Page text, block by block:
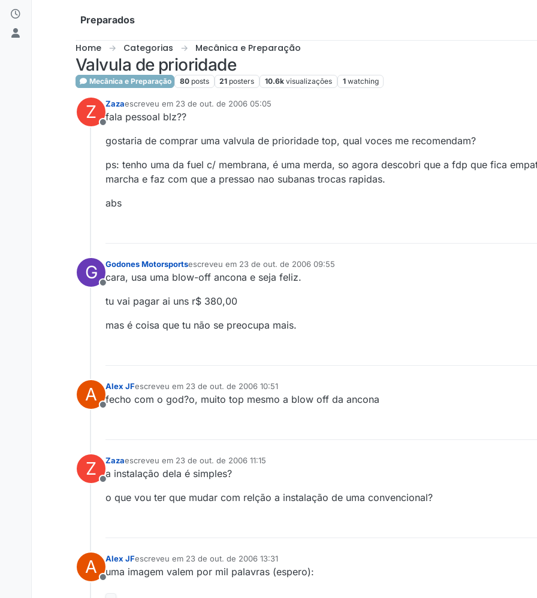
Skip to content
Preparados
Home Categorias Mecânica e Preparação
Valvula de prioridade
Mecânica e Preparação 80 posts 21 posters 10.6k visualizações 1 watching
Z
Offline
Zazaescreveu em 23 de out. de 2006 05:05
última edição por
fala pessoal blz??
gostaria de comprar uma valvula de prioridade top, qual voces me recomendam?
ps: tenho uma da fuel c/ membrana, é uma merda, so agora descobri que a fdp que fica
marcha e faz com que a pressao nao subanas trocas rapidas.
abs
G
Offline
Godones Motorsportsescreveu em 23 de out. de 2006 09:55
última edição por
cara, usa uma blow-off ancona e seja feliz.
tu vai pagar ai uns r$ 380,00
mas é coisa que tu não se preocupa mais.
A
Offline
Alex JFescreveu em 23 de out. de 2006 10:51
última edição por
fecho com o god?o, muito top mesmo a blow off da ancona
Z
Offline
Zazaescreveu em 23 de out. de 2006 11:15
última edição por
a instalação dela é simples?
o que vou ter que mudar com relção a instalação de uma convencional?
A
Offline
Alex JFescreveu em 23 de out. de 2006 13:31
última edição por
uma imagem valem por mil palavras (espero):